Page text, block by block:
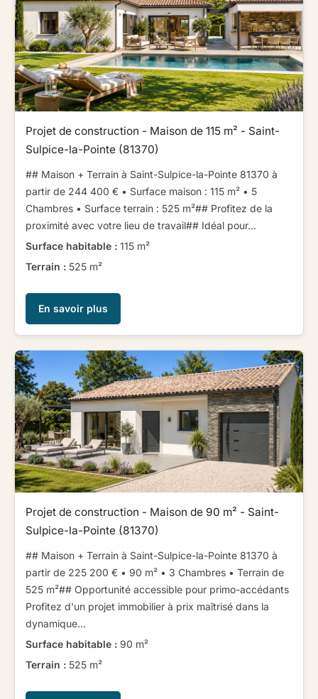
Projet de construction - Maison de 115 m² - Saint-
Sulpice-la-Pointe (81370)
## Maison + Terrain à Saint-Sulpice-la-Pointe 81370 à
partir de 244 400 € ​ ​• Surface maison : 115 m² • 5
Chambres • Surface terrain : 525 m²​ ​​ ​## Profitez de la
proximité avec votre lieu de travail​ ​​ ​## Idéal pour...
Surface habitable : 115 m²
Terrain : 525 m²
En savoir plus
Projet de construction - Maison de 90 m² - Saint-
Sulpice-la-Pointe (81370)
## Maison + Terrain à Saint-Sulpice-la-Pointe 81370 à
partir de 225 200 € ​ ​• 90 m² • 3 Chambres • Terrain de
525 m²​ ​​ ​## Opportunité accessible pour primo-accédants ​ ​
Profitez d'un projet immobilier à prix maîtrisé dans la
dynamique...
Surface habitable : 90 m²
Terrain : 525 m²